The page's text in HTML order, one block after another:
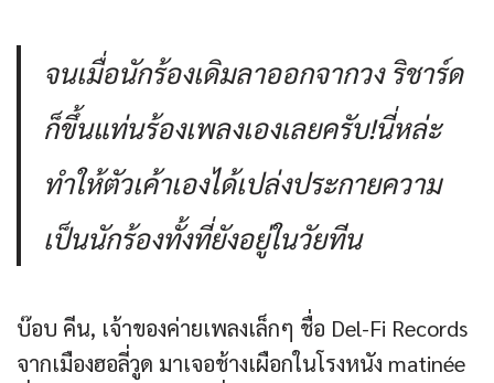
จนเมื่อนักร้องเดิมลาออกจากวง ริชาร์ด
ก็ขึ้นแท่นร้องเพลงเองเลยครับ!นี่หล่ะ
ทำให้ตัวเค้าเองได้เปล่งประกายความ
เป็นนักร้องทั้งที่ยังอยู่ในวัยทีน
บ๊อบ คีน, เจ้าของค่ายเพลงเล็กๆ ชื่อ Del-Fi Records
จากเมืองฮอลี่วูด มาเจอช้างเผือกในโรงหนัง matinée